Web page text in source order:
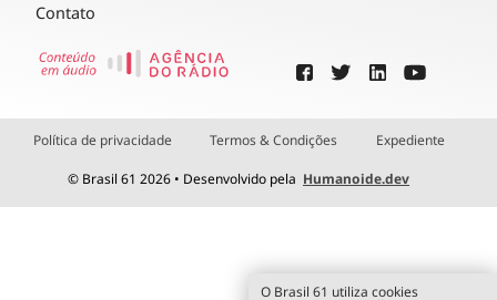
Contato
Política de privacidade Termos & Condições Expediente
© Brasil 61 2026 • Desenvolvido pela Humanoide.dev
O Brasil 61 utiliza cookies